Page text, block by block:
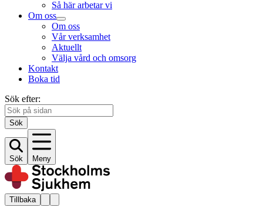
Så här arbetar vi
Om oss
Om oss
Vår verksamhet
Aktuellt
Välja vård och omsorg
Kontakt
Boka tid
Sök efter:
Sök
Sök Meny
Tillbaka